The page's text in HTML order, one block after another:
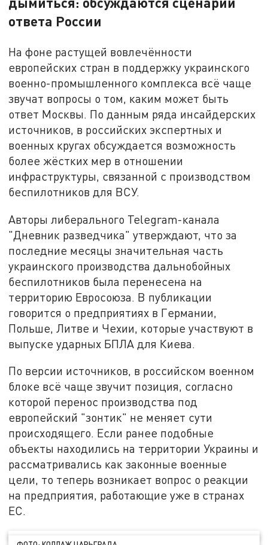
ответа России
На фоне растущей вовлечённости
европейских стран в поддержку украинского
военно-промышленного комплекса всё чаще
звучат вопросы о том, каким может быть
ответ Москвы. По данным ряда инсайдерских
источников, в российских экспертных и
военных кругах обсуждается возможность
более жёстких мер в отношении
инфраструктуры, связанной с производством
беспилотников для ВСУ.
Авторы либерального Telegram-канала
"Дневник разведчика" утверждают, что за
последние месяцы значительная часть
украинского производства дальнобойных
беспилотников была перенесена на
территорию Евросоюза. В публикации
говорится о предприятиях в Германии,
Польше, Литве и Чехии, которые участвуют в
выпуске ударных БПЛА для Киева.
По версии источников, в российском военном
блоке всё чаще звучит позиция, согласно
которой перенос производства под
европейский "зонтик" не меняет сути
происходящего. Если ранее подобные
объекты находились на территории Украины и
рассматривались как законные военные
цели, то теперь возникает вопрос о реакции
на предприятия, работающие уже в странах
ЕС.